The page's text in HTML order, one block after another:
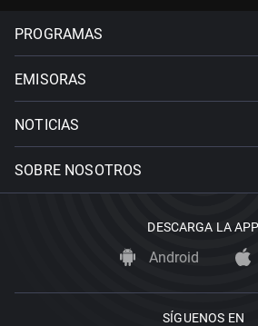
PROGRAMAS
EMISORAS
NOTICIAS
SOBRE NOSOTROS
DESCARGA LA APP
Android
SÍGUENOS EN